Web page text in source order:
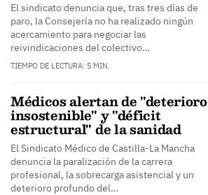
El sindicato denuncia que, tras tres días de
paro, la Consejería no ha realizado ningún
acercamiento para negociar las
reivindicaciones del colectivo…
TIEMPO DE LECTURA: 5 MIN.
Médicos alertan de "deterioro
insostenible" y "déficit
estructural" de la sanidad
El Sindicato Médico de Castilla-La Mancha
denuncia la paralización de la carrera
profesional, la sobrecarga asistencial y un
deterioro profundo del…